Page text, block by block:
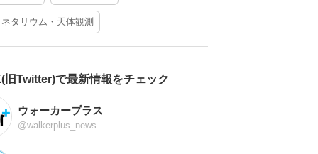
タリウム・天体観測
旧Twitter)で最新情報をチェック
ウォーカープラス
@walkerplus_news